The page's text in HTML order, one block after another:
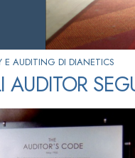
E AUDITING DI DIANETICS
AUDITOR